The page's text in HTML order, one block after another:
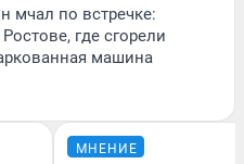
мчал по встречке:
где сгорели
машина
МНЕНИЕ